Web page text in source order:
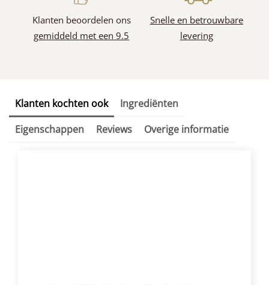
Klanten beoordelen ons
gemiddeld met een 9.5
Snelle en betrouwbare
levering
Klanten kochten ook
Ingrediënten
Eigenschappen
Reviews Overige informatie